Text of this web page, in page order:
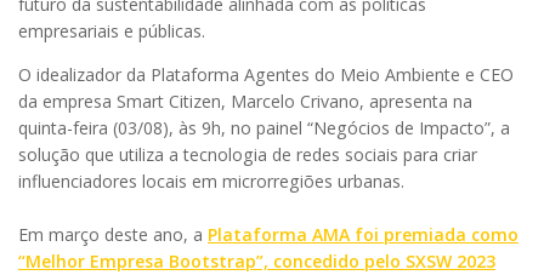
empresariais e públicas.
O idealizador da Plataforma Agentes do Meio Ambiente e CEO
da empresa Smart Citizen, Marcelo Crivano, apresenta na
quinta-feira (03/08), às 9h, no painel “Negócios de Impacto”, a
solução que utiliza a tecnologia de redes sociais para criar
influenciadores locais em microrregiões urbanas.
Em março deste ano, a Plataforma AMA foi premiada como
“Melhor Empresa Bootstrap”, concedido pelo SXSW 2023